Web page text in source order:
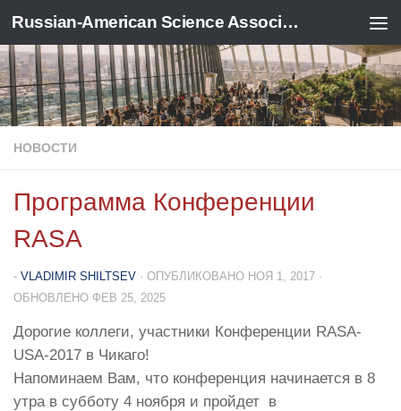
Перейти к содержимому Russian-American Science Association
НОВОСТИ
Программа Конференции
RASA
- VLADIMIR SHILTSEV · ОПУБЛИКОВАНО НОЯ 1, 2017 ·
ОБНОВЛЕНО ФЕВ 25, 2025
Дорогие коллеги, участники Конференции RASA-
USA-2017 в Чикаго!
Напоминаем Вам, что конференция начинается в 8
утра в субботу 4 ноября и пройдет в